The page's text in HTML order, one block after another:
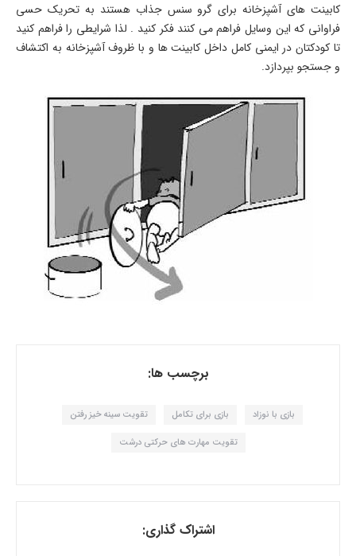
کابینت های آشپزخانه برای گرو سنس جذاب هستند به تحریک حسی
فراوانی که این وسایل فراهم می کنند فکر کنید . لذا شرایطی را فراهم کنید
تا کودکتان در ایمنی کامل داخل کابینت ها و با ظروف آشپزخانه به اکتشاف
و جستجو بپردازد.
برچسب ها:
بازی با نوزاد بازی برای تکامل تقویت سینه خیز رفتن
تقویت مهارت های حرکتی درشت
اشتراک گذاری: